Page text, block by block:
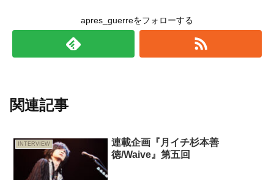
apres_guerreをフォローする
関連記事
INTERVIEW
連載企画『月イチ杉本善
徳/Waive』第五回